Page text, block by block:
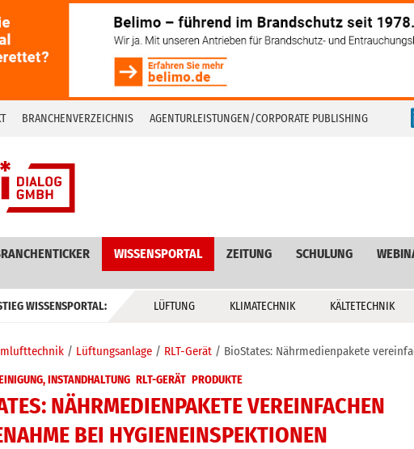
BRANCHENVERZEICHNIS AGENTURLEISTUNGEN/CORPORATE PUBLISHING
WISSENSPORTAL ZEITUNG SCHULUNG
WISSENSPORTAL: LÜFTUNG KLIMATECHNIK KÄLTETECHNIK
Lüftungsanlage RLT-Gerät BioStates: Nährmedienpakete
INSTANDHALTUNG RLT-GERÄT PRODUKTE
NÄHRMEDIENPAKETE VEREINFACHEN
BEI HYGIENEINSPEKTIONEN